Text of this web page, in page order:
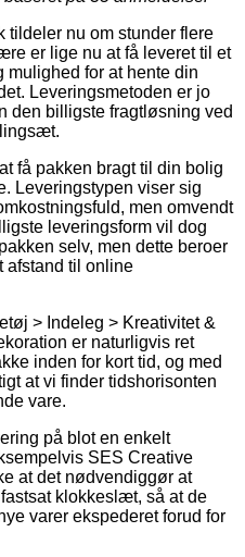
tildeler nu om stunder flere
er lige nu at få leveret til et
mulighed for at hente din
Leveringsmetoden er jo
den billigste fragtløsning ved
få pakken bragt til din bolig
Leveringstypen viser sig
men omvendt
leveringsform vil dog
selv, men dette beroer
afstand til online
> Indeleg > Kreativitet &
er naturligvis ret
inden for kort tid, og med
at vi finder tidshorisonten
vare.
på blot en enkelt
SES Creative
at det nødvendiggør at
klokkeslæt, så at de
varer ekspederet forud for